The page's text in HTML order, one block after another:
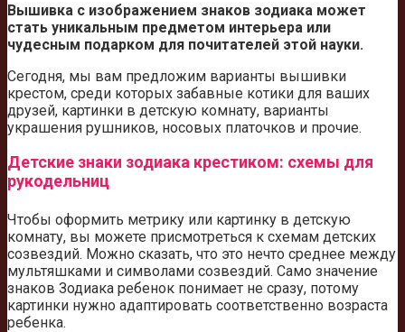
Вышивка с изображением знаков зодиака может
стать уникальным предметом интерьера или
чудесным подарком для почитателей этой науки.
Сегодня, мы вам предложим варианты вышивки
крестом, среди которых забавные котики для ваших
друзей, картинки в детскую комнату, варианты
украшения рушников, носовых платочков и прочие.
Детские знаки зодиака крестиком: схемы для
рукодельниц
Чтобы оформить метрику или картинку в детскую
комнату, вы можете присмотреться к схемам детских
созвездий. Можно сказать, что это нечто среднее между
мультяшками и символами созвездий. Само значение
знаков Зодиака ребенок понимает не сразу, потому
картинки нужно адаптировать соответственно возраста
ребенка.